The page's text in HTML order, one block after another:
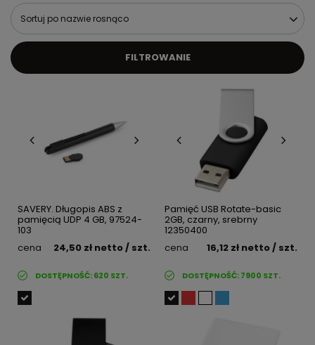
Sortuj po nazwie rosnąco
FILTROWANIE
SAVERY. Długopis ABS z
pamięcią UDP 4 GB, 97524-
103
cena
24,50 zł netto/ szt.
DOSTĘPNOŚĆ:620 SZT.
Pamięć USB Rotate-basic
2GB, czarny, srebrny
12350400
cena
16,12 zł netto/ szt.
DOSTĘPNOŚĆ:7900 SZT.